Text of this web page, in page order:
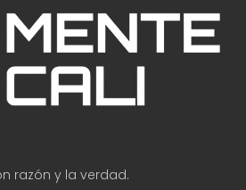
razón y la verdad.